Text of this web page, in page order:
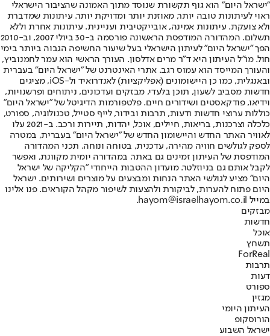
"ישראל היום" הוא גוף תקשורת שנוסד מתוך האמונה שהציבור הישראלי
ראוי לעיתונות טובה יותר, מאוזנת יותר ומדויקת יותר. עיתונות שמדברת
ולא צועקת. עיתונות אמינה, אובייקטיבית ועניינית. עיתונות אחרת וללא
תשלום. המהדורה המודפסת הראשונה פורסמה ב-30 ביולי 2007, וב-2010
הפך "ישראל היום" לעיתון הישראלי בעל שיעור החשיפה הגבוה ביותר בימי
חול. מו"ל העיתון היא ד"ר מרים אדלסון. העורך הראשי הוא עמר לחמנוביץ,
והעורך המייסד הוא עמוס רגב. אתרי האינטרנט של "ישראל היום" בעברית
ובאנגלית, כמו כן היישומונים (אפליקציות) לאנדרואיד ול-iOS, מציגים
חדשות מסביב לשעון, תוכן בלעדי, מבזקים ועדכונים, ניתוחים ופרשנויות,
וידיאו, פודקאסטים ושידורים חיים. פלטפורמות הדיגיטל של "ישראל היום"
כוללות ערוצי חדשות ודעות, תרבות ובידור, לייף סטייל, טכנולוגיה, ספורט,
כלכלה וצרכנות, בריאות, חיילים, אוכל, יהדות, תיירות ורכב. ב-2021 עלו
לאוויר האתר החדש והיישומון החדש של "ישראל היום" בעברית, במטרה
לספק לגולשים חוויה מהירה, עדכנית, בטוחה ונוחה. תכני המהדורה
המודפסת של העיתון זמינים גם באתר, במהדורה יומית מקוונת, ואפשר
לקבל אותם גם בניוזלטר. מועדון ההטבות הייחודי "הקליקה של ישראל
היום" מציע לגולשי האתר הנחות ומבצעים על מוצרים ושירותים. ישראל
היום פתוח להערות, לביקורת ולהצעות לשיפור מקהל הקוראים. פנו אלינו
במייל hayom@israelhayom.co.il.
מבזקים
חדשות
אוכל
תשחץ
ForReal
תרבות
דעות
ספורט
מגזין
העיתון היומי
הורוסקופ
ישראל השבוע